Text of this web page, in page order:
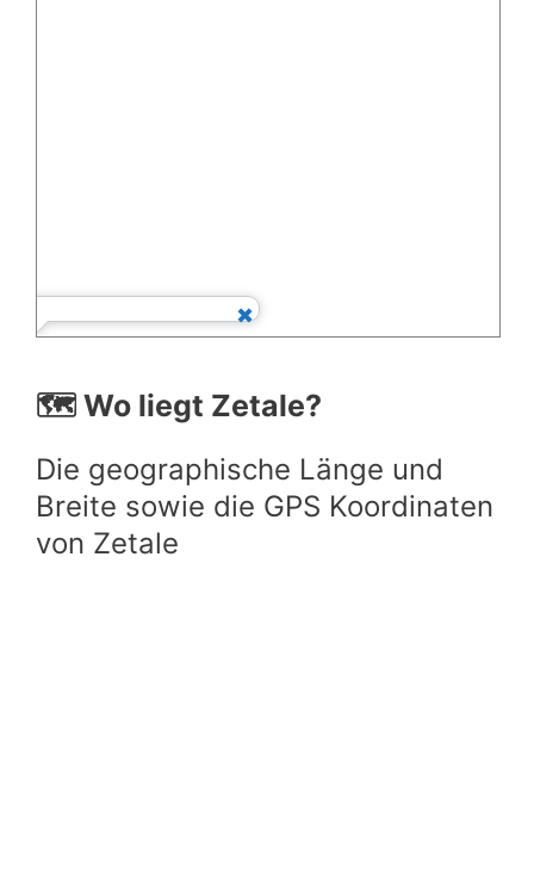
🗺️ Wo liegt Zetale?
Die geographische Länge und
Breite sowie die GPS Koordinaten
von Zetale